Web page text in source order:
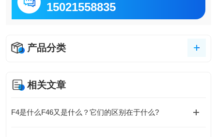
15021558835
产品分类
相关文章
F4是什么F46又是什么？它们的区别在于什么?